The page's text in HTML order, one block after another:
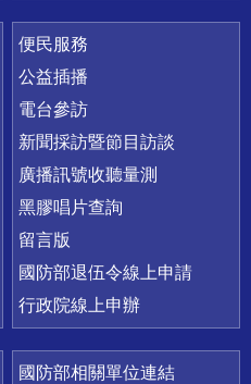
便民服務
公益插播
電台參訪
新聞採訪暨節目訪談
廣播訊號收聽量測
黑膠唱片查詢
留言版
國防部退伍令線上申請
行政院線上申辦
國防部相關單位連結